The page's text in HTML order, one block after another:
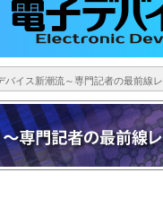
バイス新潮流～専門記者の最前線